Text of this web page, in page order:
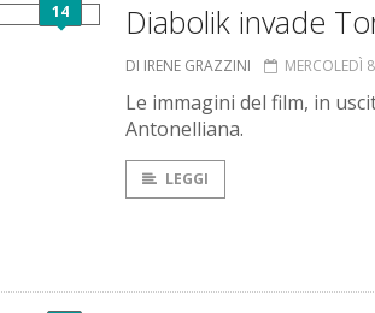
14 Diabolik invade
DI IRENE GRAZZINI MERCOLEDÌ
Le immagini del film, in
Antonelliana.
LEGGI